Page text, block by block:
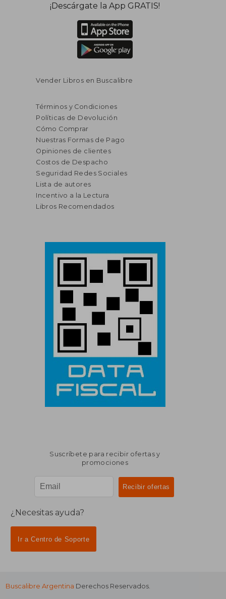
¡Descárgate la App GRATIS!
Vender Libros en Buscalibre
Términos y Condiciones
Políticas de Devolución
Cómo Comprar
Nuestras Formas de Pago
Opiniones de clientes
Costos de Despacho
Seguridad Redes Sociales
Lista de autores
Incentivo a la Lectura
Libros Recomendados
Suscríbete para recibir ofertas y
promociones
¿Necesitas ayuda?
Ir a Centro de Soporte
Buscalibre Argentina Derechos Reservados.